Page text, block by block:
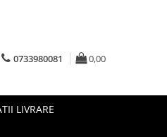
0733980081 0,00
LIVRARE